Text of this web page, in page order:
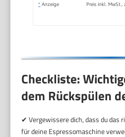
* Anzeige Preis inkl. MwSt.,
Checkliste:
dem Rückspülen
✔ Vergewissere dich, dass du das
für deine Espressomaschine